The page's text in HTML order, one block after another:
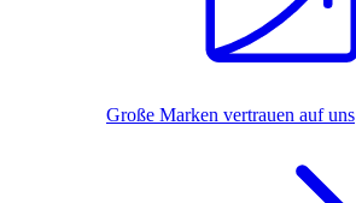
Große Marken vertrauen auf uns